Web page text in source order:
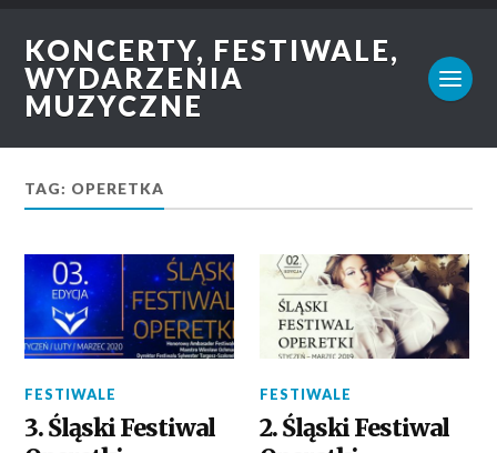
KONCERTY, FESTIWALE,
WYDARZENIA
MUZYCZNE
TAG: OPERETKA
FESTIWALE
3. Śląski Festiwal
FESTIWALE
2. Śląski Festiwal